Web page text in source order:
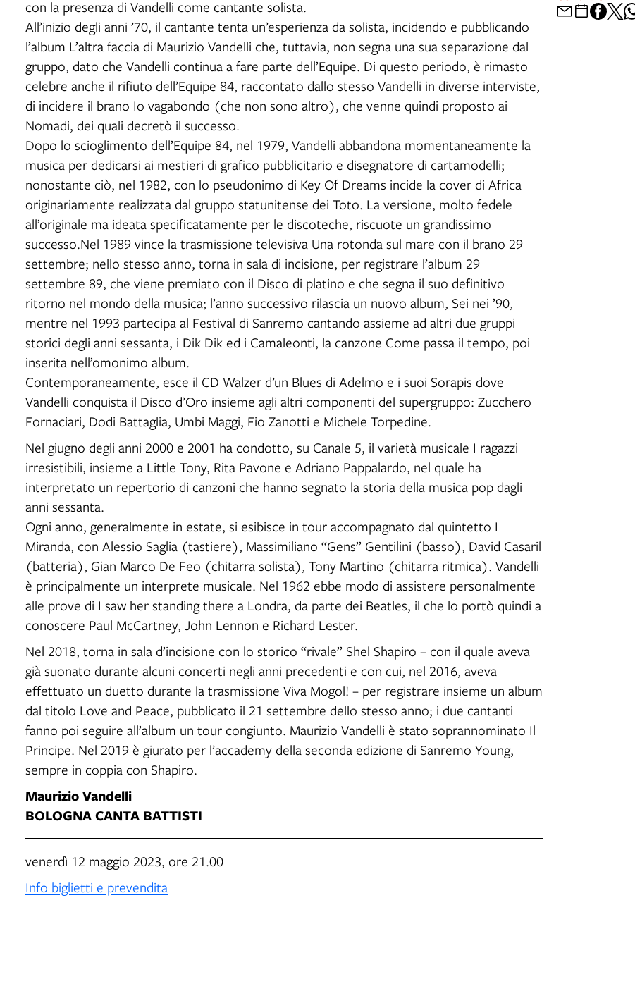
con la presenza di Vandelli come cantante solista.
All’inizio degli anni ’70, il cantante tenta un’esperienza da solista, incidendo e pubblicando
l’album L’altra faccia di Maurizio Vandelli che, tuttavia, non segna una sua separazione dal
gruppo, dato che Vandelli continua a fare parte dell’Equipe. Di questo periodo, è rimasto
celebre anche il rifiuto dell’Equipe 84, raccontato dallo stesso Vandelli in diverse interviste,
di incidere il brano Io vagabondo (che non sono altro), che venne quindi proposto ai
Nomadi, dei quali decretò il successo.
Dopo lo scioglimento dell’Equipe 84, nel 1979, Vandelli abbandona momentaneamente la
musica per dedicarsi ai mestieri di grafico pubblicitario e disegnatore di cartamodelli;
nonostante ciò, nel 1982, con lo pseudonimo di Key Of Dreams incide la cover di Africa
originariamente realizzata dal gruppo statunitense dei Toto. La versione, molto fedele
all’originale ma ideata specificatamente per le discoteche, riscuote un grandissimo
successo.Nel 1989 vince la trasmissione televisiva Una rotonda sul mare con il brano 29
settembre; nello stesso anno, torna in sala di incisione, per registrare l’album 29
settembre 89, che viene premiato con il Disco di platino e che segna il suo definitivo
ritorno nel mondo della musica; l’anno successivo rilascia un nuovo album, Sei nei ’90,
mentre nel 1993 partecipa al Festival di Sanremo cantando assieme ad altri due gruppi
storici degli anni sessanta, i Dik Dik ed i Camaleonti, la canzone Come passa il tempo, poi
inserita nell’omonimo album.
Contemporaneamente, esce il CD Walzer d’un Blues di Adelmo e i suoi Sorapis dove
Vandelli conquista il Disco d’Oro insieme agli altri componenti del supergruppo: Zucchero
Fornaciari, Dodi Battaglia, Umbi Maggi, Fio Zanotti e Michele Torpedine.
Nel giugno degli anni 2000 e 2001 ha condotto, su Canale 5, il varietà musicale I ragazzi
irresistibili, insieme a Little Tony, Rita Pavone e Adriano Pappalardo, nel quale ha
interpretato un repertorio di canzoni che hanno segnato la storia della musica pop dagli
anni sessanta.
Ogni anno, generalmente in estate, si esibisce in tour accompagnato dal quintetto I
Miranda, con Alessio Saglia (tastiere), Massimiliano “Gens” Gentilini (basso), David Casaril
(batteria), Gian Marco De Feo (chitarra solista), Tony Martino (chitarra ritmica). Vandelli
è principalmente un interprete musicale. Nel 1962 ebbe modo di assistere personalmente
alle prove di I saw her standing there a Londra, da parte dei Beatles, il che lo portò quindi a
conoscere Paul McCartney, John Lennon e Richard Lester.
Nel 2018, torna in sala d’incisione con lo storico “rivale” Shel Shapiro – con il quale aveva
già suonato durante alcuni concerti negli anni precedenti e con cui, nel 2016, aveva
effettuato un duetto durante la trasmissione Viva Mogol! – per registrare insieme un album
dal titolo Love and Peace, pubblicato il 21 settembre dello stesso anno; i due cantanti
fanno poi seguire all’album un tour congiunto. Maurizio Vandelli è stato soprannominato Il
Principe. Nel 2019 è giurato per l’accademy della seconda edizione di Sanremo Young,
sempre in coppia con Shapiro.
Maurizio Vandelli
BOLOGNA CANTA BATTISTI
venerdì 12 maggio 2023, ore 21.00
Info biglietti e prevendita